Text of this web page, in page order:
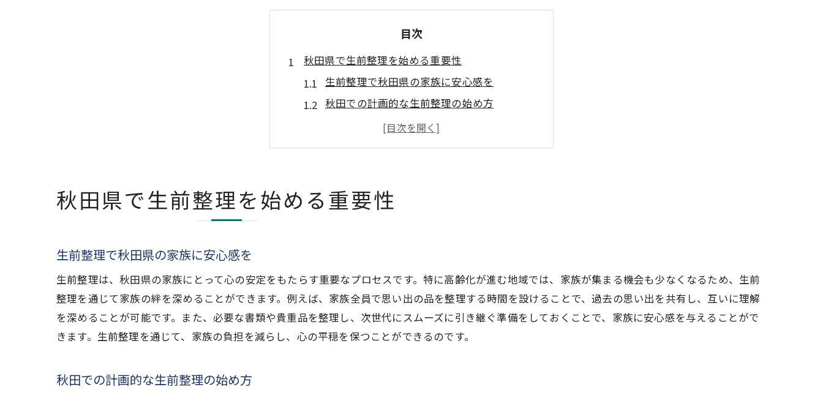
目次
秋田県で生前整理を始める重要性
生前整理で秋田県の家族に安心感を
秋田での計画的な生前整理の始め方
秋田県で生前整理を意識する理由
秋田の暮らしに寄り添った生前整理
生前整理で心にゆとりを持つ方法
生前整理が秋田で注目される理由
秋田の文化が生前整理に与える影響
生前整理が秋田で求められる背景
秋田県の生前整理がもたらす変化
秋田で生前整理を考えるきっかけ
秋田県で生前整理を始める重要性
生前整理で秋田県の家族に安心感を
生前整理は、秋田県の家族にとって心の安定をもたらす重要なプロセスです。特に高齢化が進む地域では、家族が集まる機会も少なくなるため、生前
整理を通じて家族の絆を深めることができます。例えば、家族全員で思い出の品を整理する時間を設けることで、過去の思い出を共有し、互いに理解
を深めることが可能です。また、必要な書類や貴重品を整理し、次世代にスムーズに引き継ぐ準備をしておくことで、家族に安心感を与えることがで
きます。生前整理を通じて、家族の負担を減らし、心の平穏を保つことができるのです。
秋田での計画的な生前整理の始め方